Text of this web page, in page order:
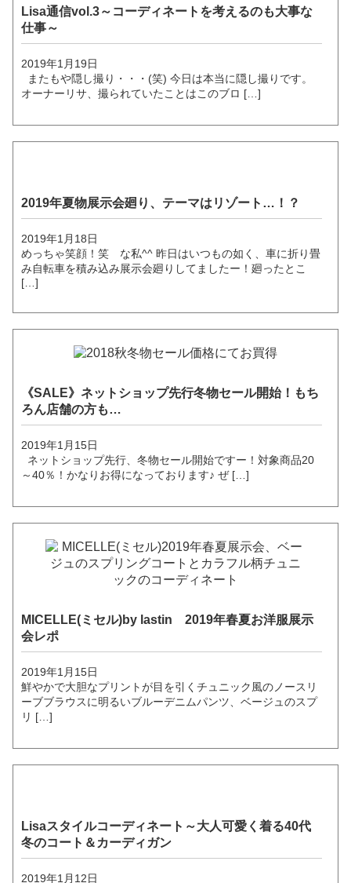
Lisa通信vol.3～コーディネートを考えるのも大事な
仕事～
2019年1月19日
またもや隠し撮り・・・(笑) 今日は本当に隠し撮りです。
オーナーリサ、撮られていたことはこのブロ […]
2019年夏物展示会廻り、テーマはリゾート…！？
2019年1月18日
めっちゃ笑顔！笑 な私^^ 昨日はいつもの如く、車に折り畳
み自転車を積み込み展示会廻りしてましたー！廻ったとこ
[…]
《SALE》ネットショップ先行冬物セール開始！もち
ろん店舗の方も…
2019年1月15日
ネットショップ先行、冬物セール開始ですー！対象商品20
～40％！かなりお得になっております♪ ぜ […]
MICELLE(ミセル)by lastin 2019年春夏お洋服展示
会レポ
2019年1月15日
鮮やかで大胆なプリントが目を引くチュニック風のノースリ
ーブブラウスに明るいブルーデニムパンツ、ベージュのスプ
リ […]
Lisaスタイルコーディネート～大人可愛く着る40代
冬のコート＆カーディガン
2019年1月12日